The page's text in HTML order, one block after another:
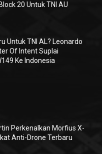
20 Untuk TNI AU
Untuk TNI AL? Leonardo
Of Intent Suplai
Ke Indonesia
Perkenalkan Morfius X-
Anti-Drone Terbaru